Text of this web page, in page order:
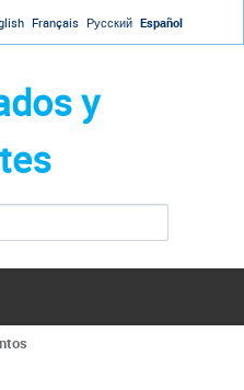
Français Русский Español
y